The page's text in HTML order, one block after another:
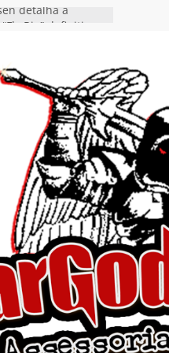
detalha a
“Eclipse”, segundo
“Dreaming”
e a artificialidade
e videoclipe de
gaúcha de Heavy
“Hellforge”
“Dead Flies
nas plataformas em
A. Romero